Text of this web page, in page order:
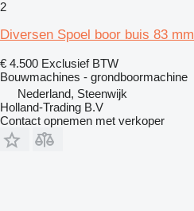
2
Diversen Spoel boor buis 83 mm
€ 4.500 Exclusief BTW
Bouwmachines - grondboormachine
Nederland, Steenwijk
Holland-Trading B.V
Contact opnemen met verkoper